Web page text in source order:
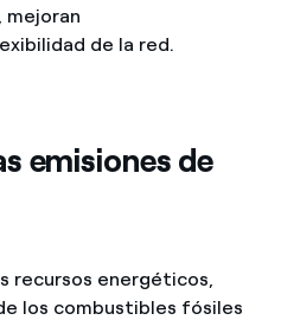
mejoran
de la red.
emisiones de
recursos energéticos,
los combustibles fósiles